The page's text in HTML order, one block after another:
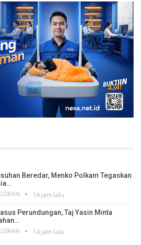
Beredar, Menko Polkam Tegaskan
14 jam lalu
Perundungan, Taj Yasin Minta
14 jam lalu